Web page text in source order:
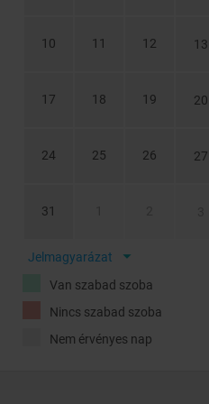
(részben térítés ellenében):
védőoltásokkal. A kisállat a
tengerparton pedig csak a
utazóját nem zavarhatják.
Mozgásukban korlátozott
apartmannal és stúdióval nem
Parkolás: ingyenesen biztosított
10 11 12 13
17 18 19 20
24 25 26 27
31
Jelmagyarázat
Van szabad szoba
Nincs szabad szoba
Nem érvényes nap